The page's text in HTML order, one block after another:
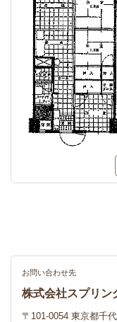
お問い合わせ先
株式会社スプリン
〒101-0054 東京都千